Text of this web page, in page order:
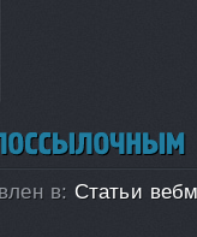
в:Статьи